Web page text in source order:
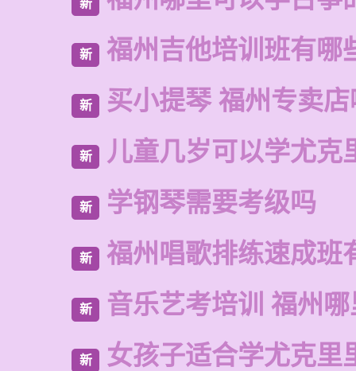
新
新 福州吉他培训班有哪
新 买小提琴 福州专卖
新 儿童几岁可以学尤克
新 学钢琴需要考级吗
新 福州唱歌排练速成班
新 音乐艺考培训 福州
新 女孩子适合学尤克里